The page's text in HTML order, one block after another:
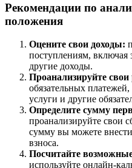
Рекомендации по
положения
Оцените свои доходы:
поступлениям, включая
другие доходы.
Проанализируйте свои
обязательных
услуги и другие
Определите сумму
проанализируйте свои
сумму вы можете внести
взноса.
Посчитайте
используйте онлайн-